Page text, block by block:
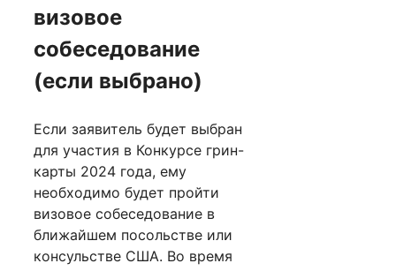
визовое
собеседование
(если выбрано)
Если заявитель будет выбран
для участия в Конкурсе грин-
карты 2024 года, ему
необходимо будет пройти
визовое собеседование в
ближайшем посольстве или
консульстве США. Во время